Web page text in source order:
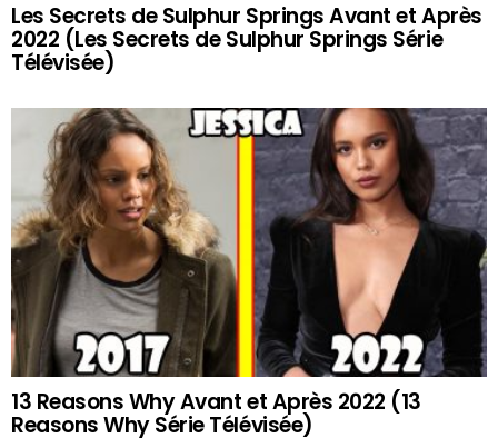
Les Secrets de Sulphur Springs Avant et Après
2022 (Les Secrets de Sulphur Springs Série
Télévisée)
13 Reasons Why Avant et Après 2022 (13
Reasons Why Série Télévisée)